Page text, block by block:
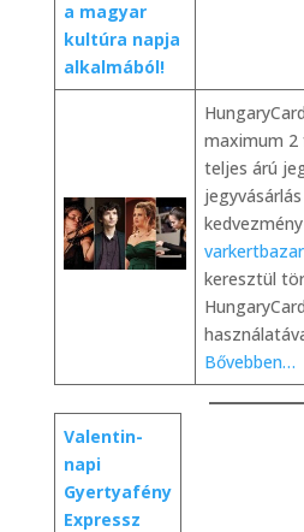
a magyar
kultúra napja
alkalmából!
maximum 2
teljes árú
keresztül
Bővebben…
Valentin-
napi
Gyertyafény
Expressz